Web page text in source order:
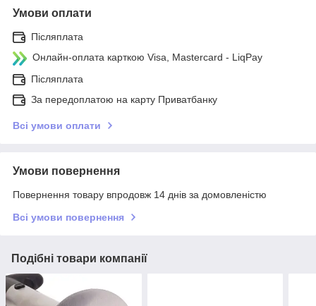
Умови оплати
Післяплата
Онлайн-оплата карткою Visa, Mastercard - LiqPay
Післяплата
За передоплатою на карту Приватбанку
Всі умови оплати
Умови повернення
Повернення товару впродовж 14 днів за домовленістю
Всі умови повернення
Подібні товари компанії